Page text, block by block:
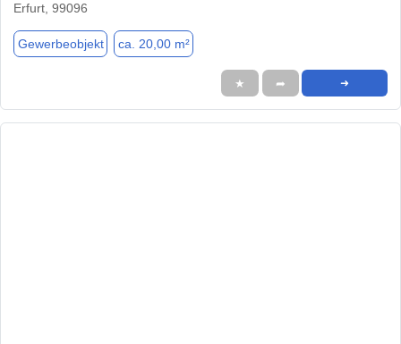
Erfurt, 99096
Gewerbeobjekt ca. 20,00 m²
★ ➦ ➜